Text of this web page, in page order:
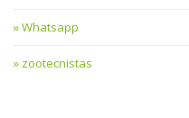
Whatsapp
zootecnistas